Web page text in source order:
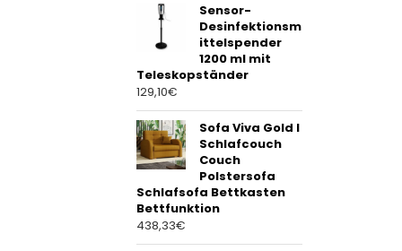
Sensor-
Desinfektionsm
ittelspender
1200 ml mit
Teleskopständer
129,10€
Sofa Viva Gold I
Schlafcouch
Couch
Polstersofa
Schlafsofa Bettkasten
Bettfunktion
438,33€